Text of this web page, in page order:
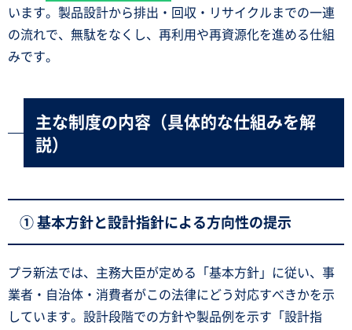
います。製品設計から排出・回収・リサイクルまでの一連
の流れで、無駄をなくし、再利用や再資源化を進める仕組
みです。
主な制度の内容（具体的な仕組みを解
説）
① 基本方針と設計指針による方向性の提示
プラ新法では、主務大臣が定める「基本方針」に従い、事
業者・自治体・消費者がこの法律にどう対応すべきかを示
しています。設計段階での方針や製品例を示す「設計指